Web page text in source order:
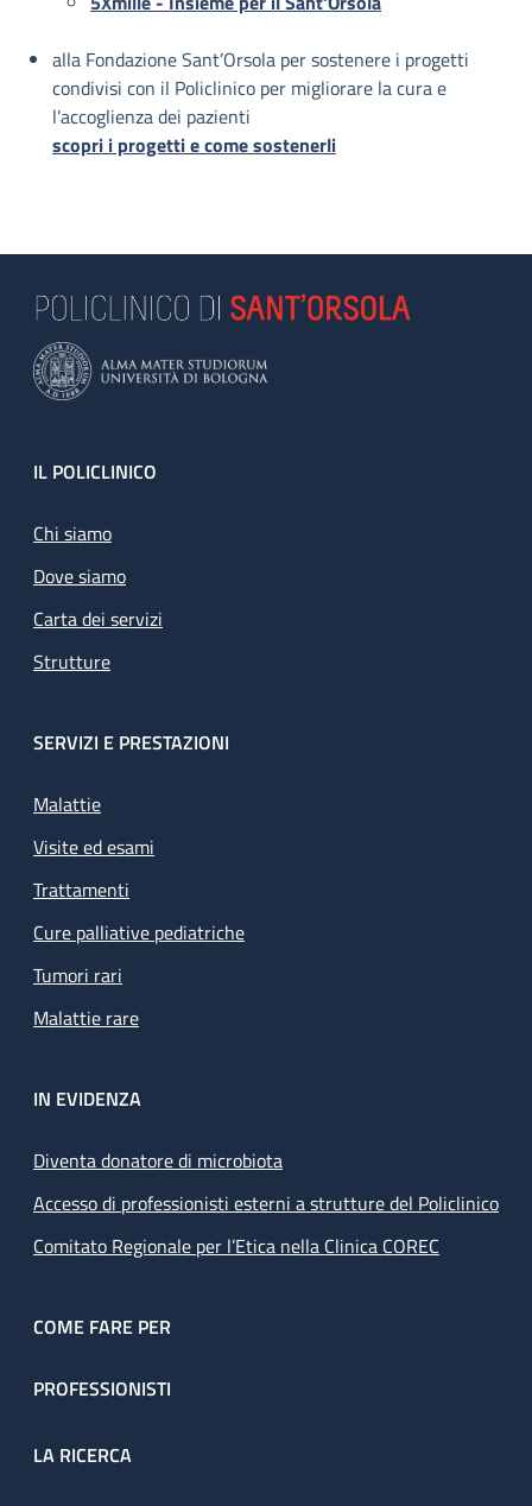
alla Fondazione Sant’Orsola per sostenere i progetti
condivisi con il Policlinico per migliorare la cura e
l’accoglienza dei pazienti
scopri i progetti e come sostenerli
Footer
IL POLICLINICO
Chi siamo
Dove siamo
Carta dei servizi
Strutture
SERVIZI E PRESTAZIONI
Malattie
Visite ed esami
Trattamenti
Cure palliative pediatriche
Tumori rari
Malattie rare
IN EVIDENZA
Diventa donatore di microbiota
Accesso di professionisti esterni a strutture del Policlinico
Comitato Regionale per l’Etica nella Clinica COREC
COME FARE PER
PROFESSIONISTI
LA RICERCA